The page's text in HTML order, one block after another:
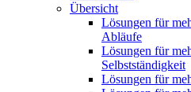
Übersicht
Lösungen für
Abläufe
Lösungen für
Selbstständigkeit
Lösungen für